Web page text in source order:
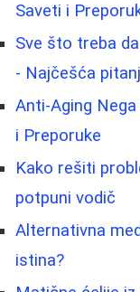
Saveti i
Sve što treba
- Najčešća
Anti-Aging
i Preporuke
Kako rešiti
potpuni vodič
Alternativna
istina?